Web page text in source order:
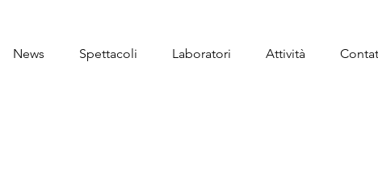
News Spettacoli Laboratori Attività